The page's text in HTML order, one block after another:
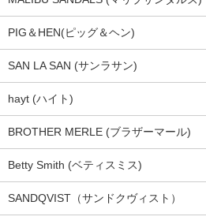
PIG＆HEN(ピッグ＆ヘン)
SAN LA SAN (サンラサン)
hayt (ハイト)
BROTHER MERLE (ブラザーマール)
Betty Smith (ベティスミス)
SANDQVIST（サンドクヴィスト）